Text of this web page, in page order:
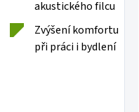
akustického filcu
Zvýšení komfortu
při práci i bydlení